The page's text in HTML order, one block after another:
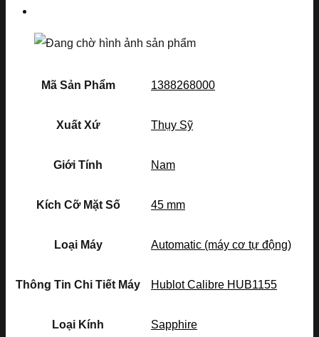
Mã Sản Phẩm 1388268000
Xuất Xứ Thụy Sỹ
Giới Tính Nam
Kích Cỡ Mặt Số 45 mm
Loại Máy Automatic (máy cơ tự động)
Thông Tin Chi Tiết Máy Hublot Calibre HUB1155
Loại Kính Sapphire